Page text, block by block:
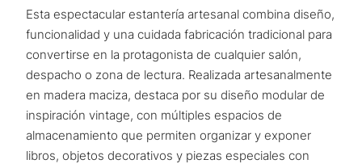
Esta espectacular estantería artesanal combina diseño,
funcionalidad y una cuidada fabricación tradicional para
convertirse en la protagonista de cualquier salón,
despacho o zona de lectura. Realizada artesanalmente
en madera maciza, destaca por su diseño modular de
inspiración vintage, con múltiples espacios de
almacenamiento que permiten organizar y exponer
libros, objetos decorativos y piezas especiales con